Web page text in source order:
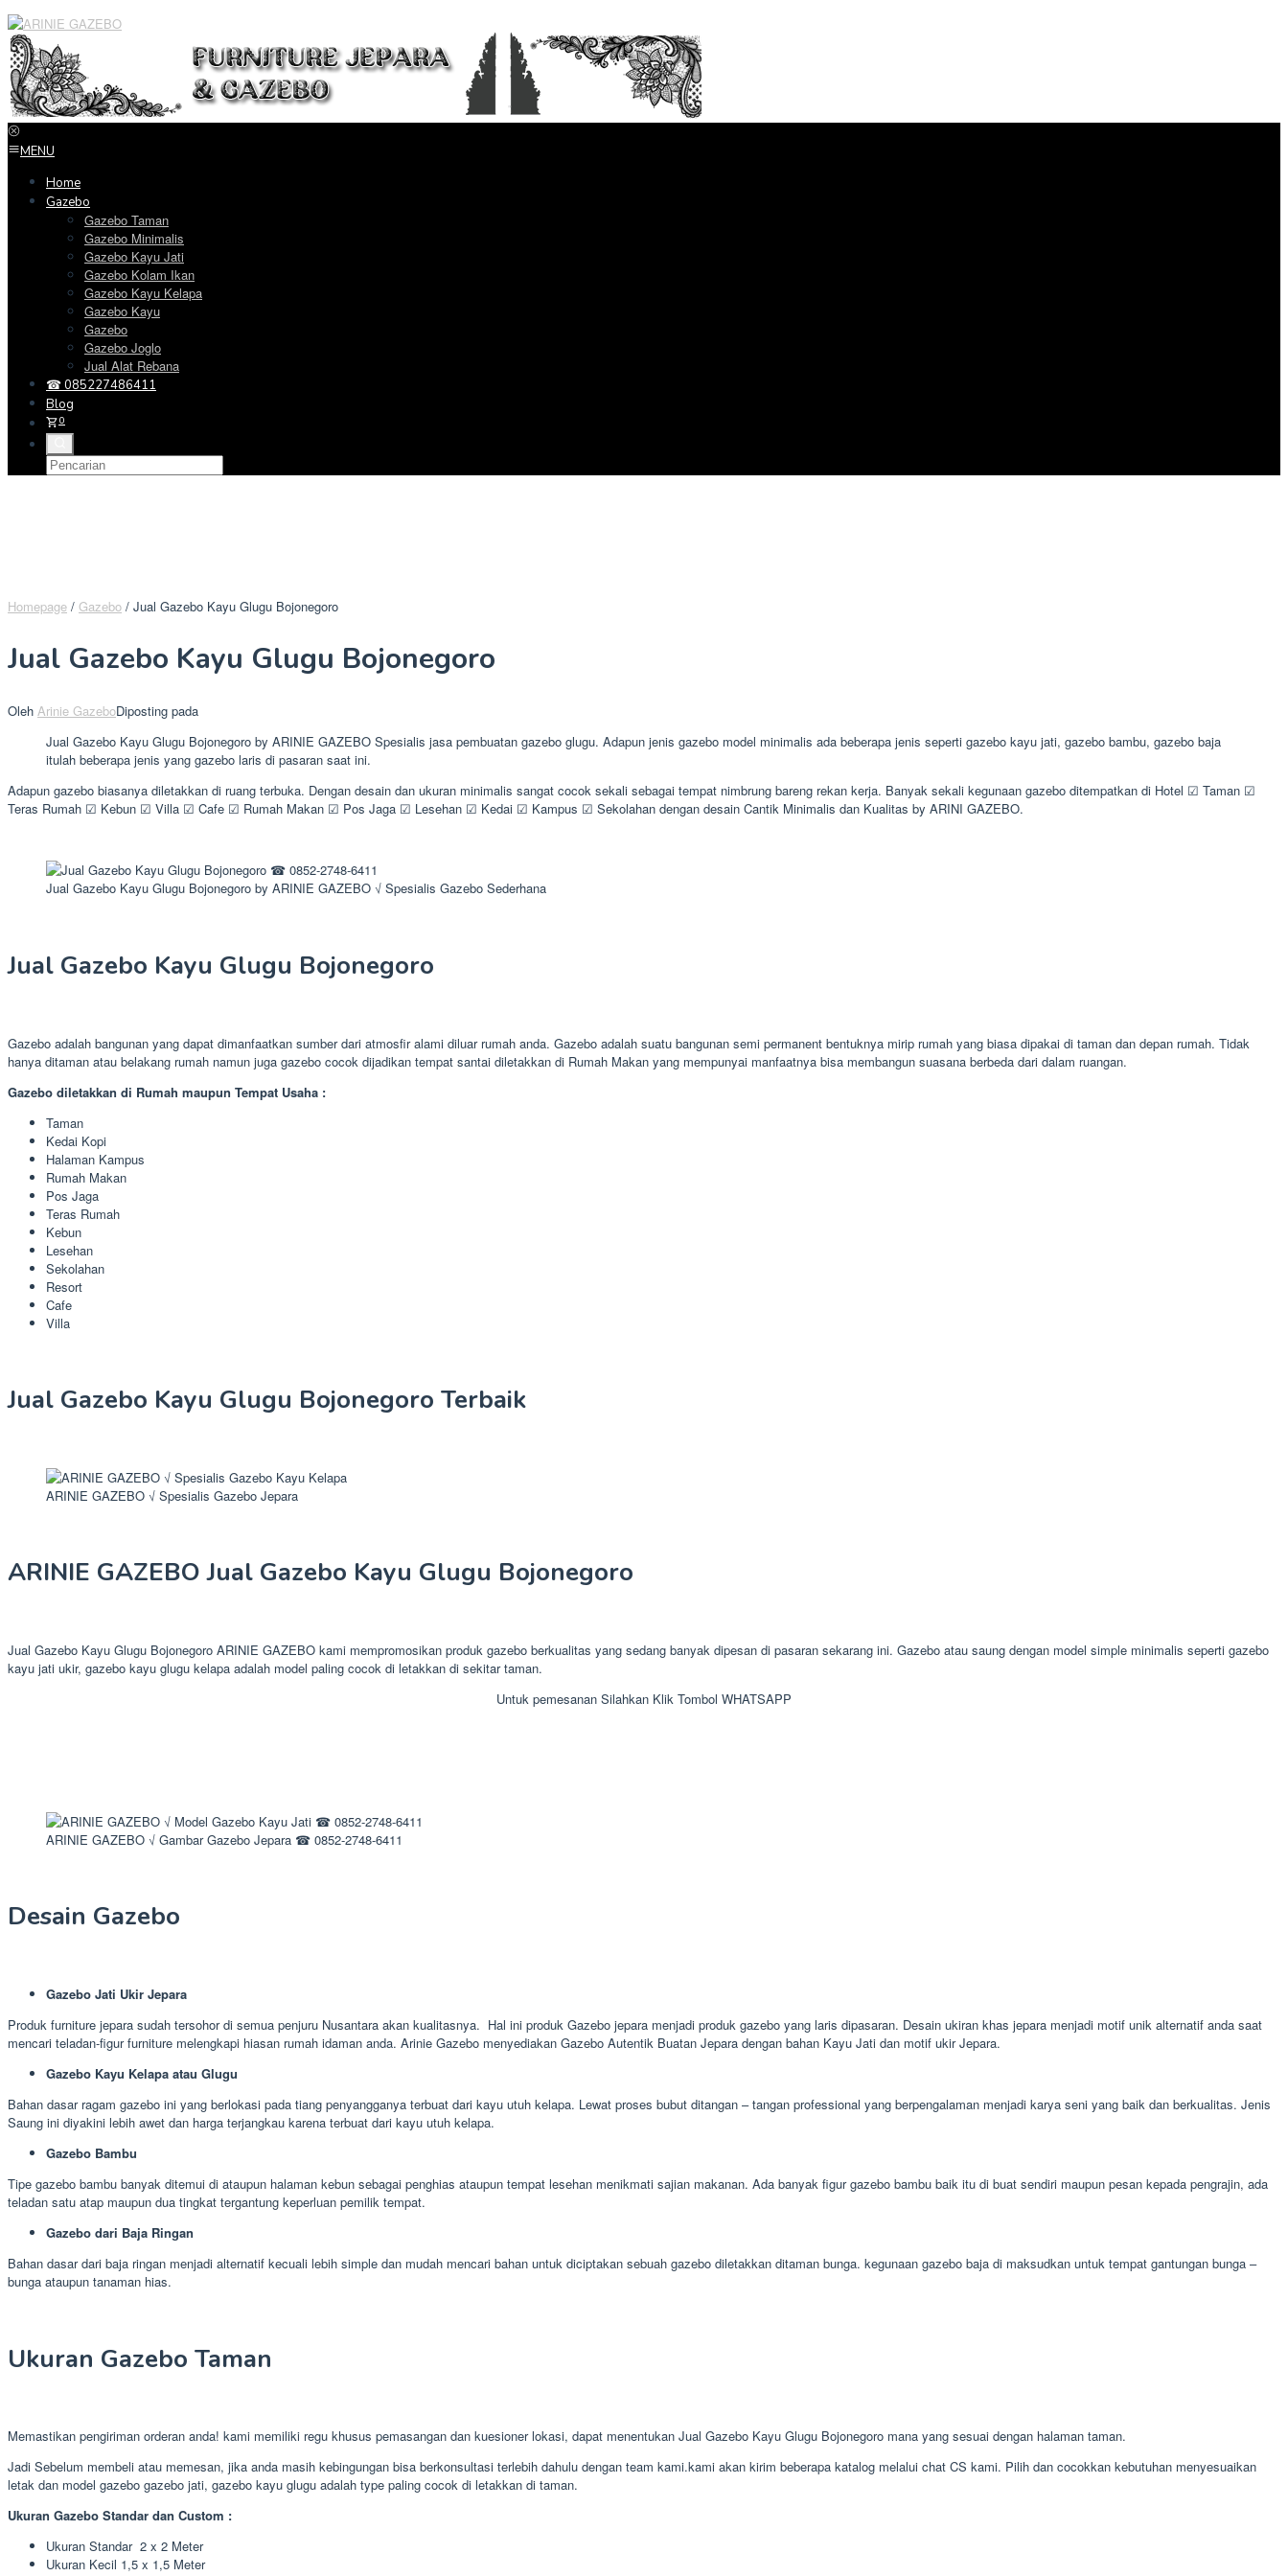
Loncat
ke
konten
MENU
Home
Gazebo
Gazebo Taman
Gazebo Minimalis
Gazebo Kayu Jati
Gazebo Kolam Ikan
Gazebo Kayu Kelapa
Gazebo Kayu
Gazebo
Gazebo Joglo
Jual Alat Rebana
☎ 085227486411
Blog
0
Homepage / Gazebo / Jual Gazebo Kayu Glugu Bojonegoro
Jual Gazebo Kayu Glugu Bojonegoro
Oleh Arinie GazeboDiposting pada
Jual Gazebo Kayu Glugu Bojonegoro by ARINIE GAZEBO Spesialis jasa pembuatan gazebo glugu. Adapun jenis gazebo model minimalis ada beberapa jenis seperti gazebo kayu jati, gazebo bambu, gazebo baja
itulah beberapa jenis yang gazebo laris di pasaran saat ini.
Adapun gazebo biasanya diletakkan di ruang terbuka. Dengan desain dan ukuran minimalis sangat cocok sekali sebagai tempat nimbrung bareng rekan kerja. Banyak sekali kegunaan gazebo ditempatkan di Hotel ☑ Taman ☑
Teras Rumah ☑ Kebun ☑ Villa ☑ Cafe ☑ Rumah Makan ☑ Pos Jaga ☑ Lesehan ☑ Kedai ☑ Kampus ☑ Sekolahan dengan desain Cantik Minimalis dan Kualitas by ARINI GAZEBO.
Jual Gazebo Kayu Glugu Bojonegoro by ARINIE GAZEBO √ Spesialis Gazebo Sederhana
Jual Gazebo Kayu Glugu Bojonegoro
Gazebo adalah bangunan yang dapat dimanfaatkan sumber dari atmosfir alami diluar rumah anda. Gazebo adalah suatu bangunan semi permanent bentuknya mirip rumah yang biasa dipakai di taman dan depan rumah. Tidak
hanya ditaman atau belakang rumah namun juga gazebo cocok dijadikan tempat santai diletakkan di Rumah Makan yang mempunyai manfaatnya bisa membangun suasana berbeda dari dalam ruangan.
Gazebo diletakkan di Rumah maupun Tempat Usaha :
Taman
Kedai Kopi
Halaman Kampus
Rumah Makan
Pos Jaga
Teras Rumah
Kebun
Lesehan
Sekolahan
Resort
Cafe
Villa
Jual Gazebo Kayu Glugu Bojonegoro Terbaik
ARINIE GAZEBO √ Spesialis Gazebo Jepara
ARINIE GAZEBO Jual Gazebo Kayu Glugu Bojonegoro
Jual Gazebo Kayu Glugu Bojonegoro ARINIE GAZEBO kami mempromosikan produk gazebo berkualitas yang sedang banyak dipesan di pasaran sekarang ini. Gazebo atau saung dengan model simple minimalis seperti gazebo
kayu jati ukir, gazebo kayu glugu kelapa adalah model paling cocok di letakkan di sekitar taman.
Untuk pemesanan Silahkan Klik Tombol WHATSAPP
ARINIE GAZEBO √ Gambar Gazebo Jepara ☎ 0852-2748-6411
Desain Gazebo
Gazebo Jati Ukir Jepara
Produk furniture jepara sudah tersohor di semua penjuru Nusantara akan kualitasnya. Hal ini produk Gazebo jepara menjadi produk gazebo yang laris dipasaran. Desain ukiran khas jepara menjadi motif unik alternatif anda saat
mencari teladan-figur furniture melengkapi hiasan rumah idaman anda. Arinie Gazebo menyediakan Gazebo Autentik Buatan Jepara dengan bahan Kayu Jati dan motif ukir Jepara.
Gazebo Kayu Kelapa atau Glugu
Bahan dasar ragam gazebo ini yang berlokasi pada tiang penyangganya terbuat dari kayu utuh kelapa. Lewat proses bubut ditangan – tangan professional yang berpengalaman menjadi karya seni yang baik dan berkualitas. Jenis
Saung ini diyakini lebih awet dan harga terjangkau karena terbuat dari kayu utuh kelapa.
Gazebo Bambu
Tipe gazebo bambu banyak ditemui di ataupun halaman kebun sebagai penghias ataupun tempat lesehan menikmati sajian makanan. Ada banyak figur gazebo bambu baik itu di buat sendiri maupun pesan kepada pengrajin, ada
teladan satu atap maupun dua tingkat tergantung keperluan pemilik tempat.
Gazebo dari Baja Ringan
Bahan dasar dari baja ringan menjadi alternatif kecuali lebih simple dan mudah mencari bahan untuk diciptakan sebuah gazebo diletakkan ditaman bunga. kegunaan gazebo baja di maksudkan untuk tempat gantungan bunga –
bunga ataupun tanaman hias.
Ukuran Gazebo Taman
Memastikan pengiriman orderan anda! kami memiliki regu khusus pemasangan dan kuesioner lokasi, dapat menentukan Jual Gazebo Kayu Glugu Bojonegoro mana yang sesuai dengan halaman taman.
Jadi Sebelum membeli atau memesan, jika anda masih kebingungan bisa berkonsultasi terlebih dahulu dengan team kami.kami akan kirim beberapa katalog melalui chat CS kami. Pilih dan cocokkan kebutuhan menyesuaikan
letak dan model gazebo gazebo jati, gazebo kayu glugu adalah type paling cocok di letakkan di taman.
Ukuran Gazebo Standar dan Custom :
Ukuran Standar 2 x 2 Meter
Ukuran Kecil 1,5 x 1,5 Meter